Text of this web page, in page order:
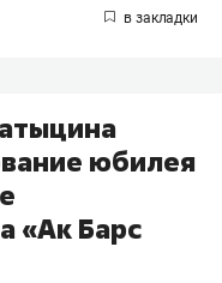
юбилея
«Ак Барс